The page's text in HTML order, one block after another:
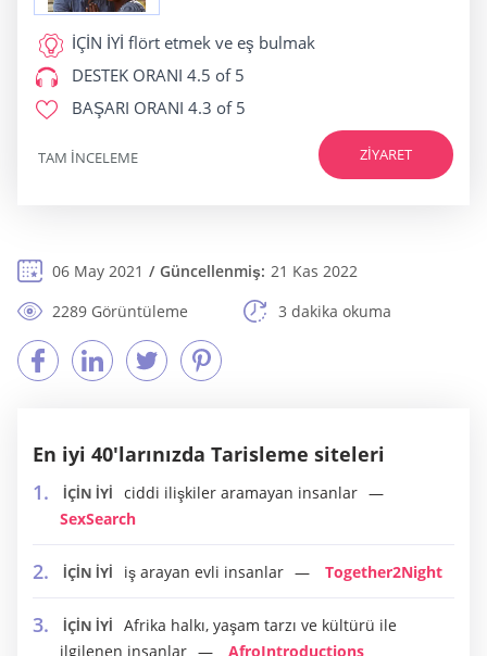
İÇİN İYİ flört etmek ve eş bulmak
DESTEK ORANI 4.5 of 5
BAŞARI ORANI 4.3 of 5
ZIYARET
TAM INCELEME
06 May 2021 Güncellenmiş: 21 Kas 2022
2289 Görüntüleme
3 dakika okuma
En iyi 40'larınızda Tarisleme siteleri
İÇİN İYİ
ciddi ilişkiler aramayan insanlar
SexSearch
İÇİN İYİ iş arayan evli insanlar Together2Night
İÇİN İYİ
Afrika halkı, yaşam tarzı ve kültürü ile
ilgilenen insanlar
AfroIntroductions